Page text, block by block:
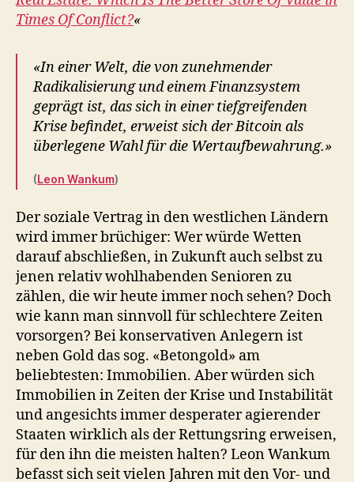
Was
in
Zeiten
der
Instabilität?
Times Of Conflict?«
«In einer Welt, die von zunehmender
Radikalisierung und einem Finanzsystem
geprägt ist, das sich in einer tiefgreifenden
Krise befindet, erweist sich der Bitcoin als
überlegene Wahl für die Wertaufbewahrung.»
(Leon Wankum)
Der soziale Vertrag in den westlichen Ländern
wird immer brüchiger: Wer würde Wetten
darauf abschließen, in Zukunft auch selbst zu
jenen relativ wohlhabenden Senioren zu
zählen, die wir heute immer noch sehen? Doch
wie kann man sinnvoll für schlechtere Zeiten
vorsorgen? Bei konservativen Anlegern ist
neben Gold das sog. «Betongold» am
beliebtesten: Immobilien. Aber würden sich
Immobilien in Zeiten der Krise und Instabilität
und angesichts immer desperater agierender
Staaten wirklich als der Rettungsring erweisen,
für den ihn die meisten halten? Leon Wankum
befasst sich seit vielen Jahren mit den Vor- und